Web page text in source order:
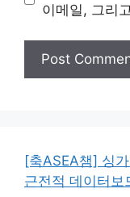
이메일, 그리
[축ASEA챔] 싱
근전적 데이터보